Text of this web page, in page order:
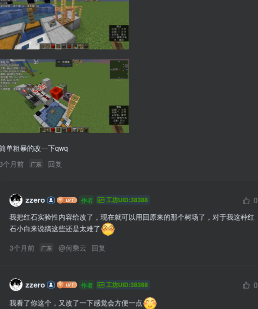
单粗暴的改一下qwq
个月前
广东 回复
zzero 作者 工坊UID:38388 0
我把红石实验性内容给改了，现在就可以用回原来的那个树场了，对于我这种红
石小白来说搞这些还是太难了
3个月前
广东 @何乘云 回复
zzero 作者 工坊UID:38388 0
我看了你这个，又改了一下感觉会方便一点